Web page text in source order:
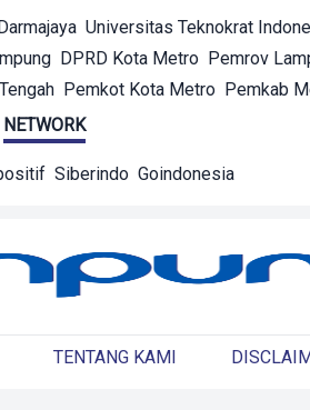
Universitas Teknokrat
DPRD Kota Metro Pemrov
Pemkot Kota Metro Pemkab
NETWORK
Siberindo Goindonesia
TENTANG KAMI